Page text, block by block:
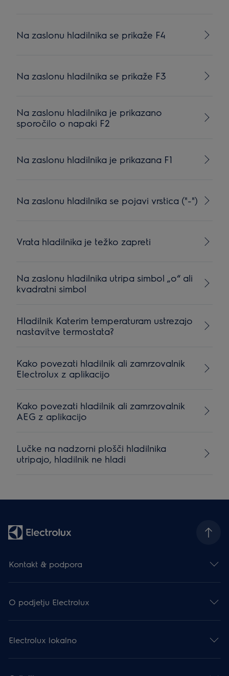
Na zaslonu hladilnika se prikaže F4
Na zaslonu hladilnika se prikaže F3
Na zaslonu hladilnika je prikazano
sporočilo o napaki F2
Na zaslonu hladilnika je prikazana F1
Na zaslonu hladilnika se pojavi vrstica ("-")
Vrata hladilnika je težko zapreti
Na zaslonu hladilnika utripa simbol „o“ ali
kvadratni simbol
Hladilnik Katerim temperaturam ustrezajo
nastavitve termostata?
Kako povezati hladilnik ali zamrzovalnik
Electrolux z aplikacijo
Kako povezati hladilnik ali zamrzovalnik
AEG z aplikacijo
Lučke na nadzorni plošči hladilnika
utripajo, hladilnik ne hladi
Kontakt & podpora
O podjetju Electrolux
Electrolux lokalno